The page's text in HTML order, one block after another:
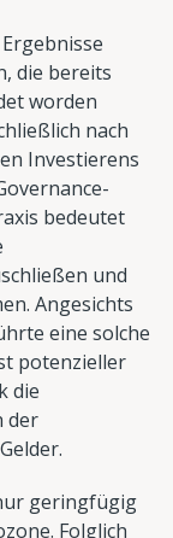
die bereits
worden
nach
Investierens
bedeutet
und
Angesichts
eine solche
potenzieller
die
der
geringfügig
Folglich